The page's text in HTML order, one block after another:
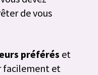
de vous
préférés et
facilement et